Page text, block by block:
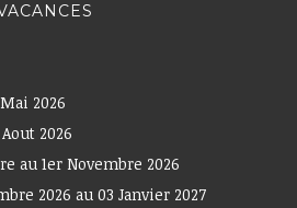
2026
2026
au 1er Novembre 2026
2026 au 03 Janvier 2027